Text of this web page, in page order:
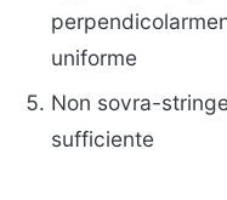
uniforme
Non sovra-
sufficiente